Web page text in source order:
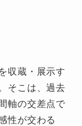
収蔵・展示す
そこは、過去
軸の交差点で
性が交わる